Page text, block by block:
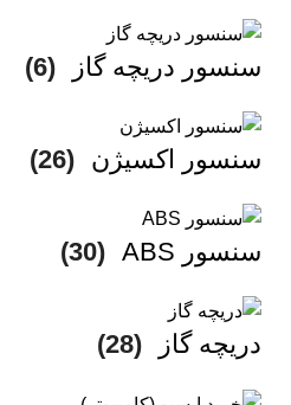
سنسور دریچه گاز (6)
سنسور اکسیژن (26)
سنسور ABS (30)
دریچه گاز (28)